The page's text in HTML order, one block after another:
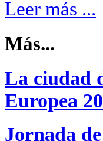
Leer más ...
Más...
La ciudad
Europea
Jornada